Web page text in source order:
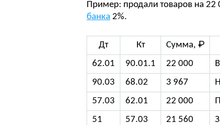
Пример: продали товаров на
банка 2%.
Дт Кт Сумма, ₽
62.01
90.01.1 22 000
90.03
68.02 3 967
57.03
62.01 22 000
51
57.03 21 560